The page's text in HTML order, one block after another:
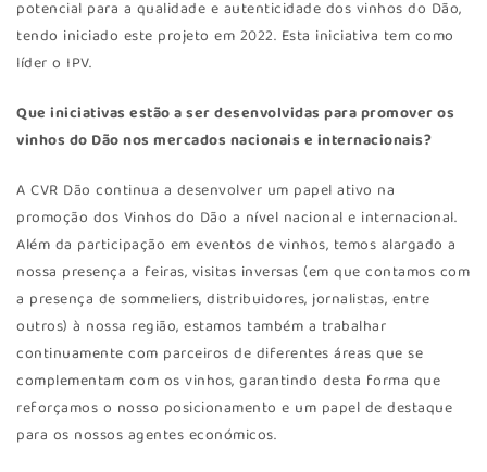
potencial para a qualidade e autenticidade dos vinhos do Dão,
tendo iniciado este projeto em 2022. Esta iniciativa tem como
líder o IPV.
Que iniciativas estão a ser desenvolvidas para promover os
vinhos do Dão nos mercados nacionais e internacionais?
A CVR Dão continua a desenvolver um papel ativo na
promoção dos Vinhos do Dão a nível nacional e internacional.
Além da participação em eventos de vinhos, temos alargado a
nossa presença a feiras, visitas inversas (em que contamos com
a presença de sommeliers, distribuidores, jornalistas, entre
outros) à nossa região, estamos também a trabalhar
continuamente com parceiros de diferentes áreas que se
complementam com os vinhos, garantindo desta forma que
reforçamos o nosso posicionamento e um papel de destaque
para os nossos agentes económicos.